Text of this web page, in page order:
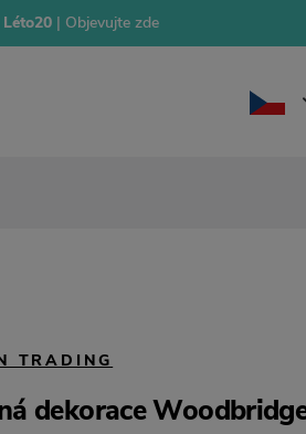
| Objevujte zde
TRADING
dekorace